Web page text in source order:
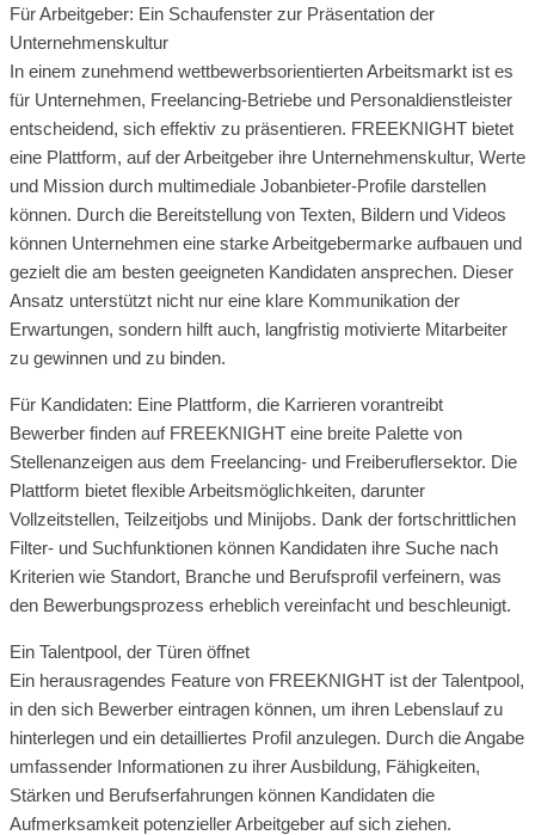
Für Arbeitgeber: Ein Schaufenster zur Präsentation der
Unternehmenskultur
In einem zunehmend wettbewerbsorientierten Arbeitsmarkt ist es
für Unternehmen, Freelancing-Betriebe und Personaldienstleister
entscheidend, sich effektiv zu präsentieren. FREEKNIGHT bietet
eine Plattform, auf der Arbeitgeber ihre Unternehmenskultur, Werte
und Mission durch multimediale Jobanbieter-Profile darstellen
können. Durch die Bereitstellung von Texten, Bildern und Videos
können Unternehmen eine starke Arbeitgebermarke aufbauen und
gezielt die am besten geeigneten Kandidaten ansprechen. Dieser
Ansatz unterstützt nicht nur eine klare Kommunikation der
Erwartungen, sondern hilft auch, langfristig motivierte Mitarbeiter
zu gewinnen und zu binden.
Für Kandidaten: Eine Plattform, die Karrieren vorantreibt
Bewerber finden auf FREEKNIGHT eine breite Palette von
Stellenanzeigen aus dem Freelancing- und Freiberuflersektor. Die
Plattform bietet flexible Arbeitsmöglichkeiten, darunter
Vollzeitstellen, Teilzeitjobs und Minijobs. Dank der fortschrittlichen
Filter- und Suchfunktionen können Kandidaten ihre Suche nach
Kriterien wie Standort, Branche und Berufsprofil verfeinern, was
den Bewerbungsprozess erheblich vereinfacht und beschleunigt.
Ein Talentpool, der Türen öffnet
Ein herausragendes Feature von FREEKNIGHT ist der Talentpool,
in den sich Bewerber eintragen können, um ihren Lebenslauf zu
hinterlegen und ein detailliertes Profil anzulegen. Durch die Angabe
umfassender Informationen zu ihrer Ausbildung, Fähigkeiten,
Stärken und Berufserfahrungen können Kandidaten die
Aufmerksamkeit potenzieller Arbeitgeber auf sich ziehen.